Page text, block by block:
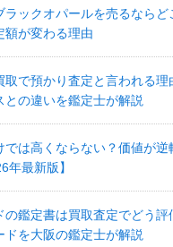
ラックオパールを売るなら
額が変わる理由
取で預かり査定と言われる
との違いを鑑定士が解説
では高くならない？価値が逆
年最新版】
の鑑定書は買取査定でどう評
ドを大阪の鑑定士が解説